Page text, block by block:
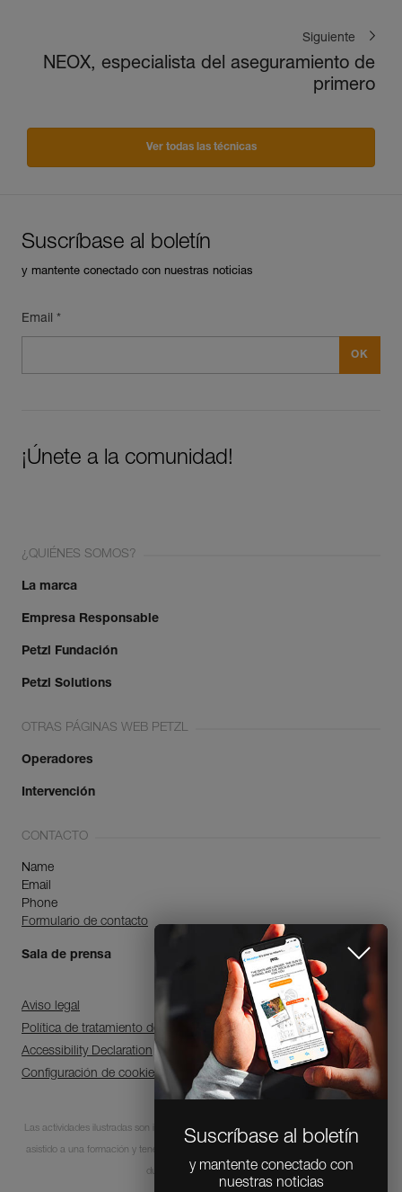
Siguiente
NEOX, especialista del aseguramiento de
primero
Ver todas las técnicas
Suscríbase al boletín
y mantente conectado con
nuestras noticias
Suscríbase al boletín
y mantente conectado con nuestras noticias
Email *
¡Únete a la comunidad!
¿QUIÉNES SOMOS?
La marca
Empresa Responsable
Petzl Fundación
Petzl Solutions
OTRAS PÁGINAS WEB PETZL
Operadores
Intervención
CONTACTO
Name
Email
Phone
Formulario de contacto
Sala de prensa
Aviso legal
Política de tratamiento de datos personales y gestión de cookies
Accessibility Declaration
Configuración de cookies
Las actividades ilustradas son intrínsecamente peligrosas. Cada usuario debe haber
asistido a una formación y tener las competencias para la utilización de los equipos
durante estas actividades.